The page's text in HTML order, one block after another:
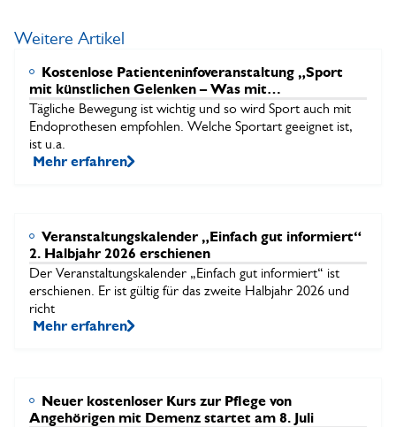
Weitere Artikel
Kostenlose Patienteninfoveranstaltung „Sport
mit künstlichen Gelenken – Was mit
Endoprothesen heute alles möglich ist“ am 28. Juli
2026
Tägliche Bewegung ist wichtig und so wird Sport auch mit
Endoprothesen empfohlen. Welche Sportart geeignet ist,
ist u.a.
Mehr erfahren
Veranstaltungskalender „Einfach gut informiert“
2. Halbjahr 2026 erschienen
Der Veranstaltungskalender „Einfach gut informiert“ ist
erschienen. Er ist gültig für das zweite Halbjahr 2026 und
richt
Mehr erfahren
Neuer kostenloser Kurs zur Pflege von
Angehörigen mit Demenz startet am 8. Juli